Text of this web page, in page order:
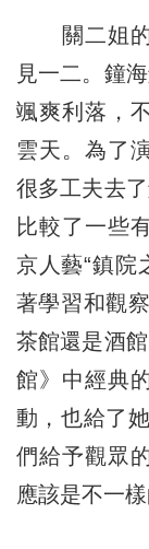
關二姐的
見一二。鐘
颯爽利落，
雲天。為了
很多工夫去
比較了一些
京人藝“鎮院
著學習和觀
茶館還是酒
館》中經典
動，也給了
們給予觀眾
應該是不一樣